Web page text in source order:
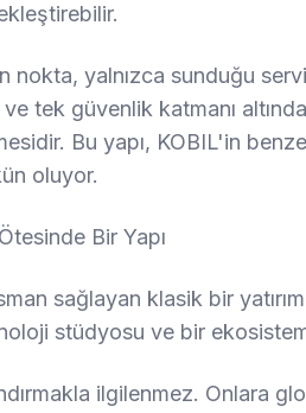
nokta, yalnızca sunduğu
tek güvenlik katmanı
Bu yapı, KOBIL'in
oluyor.
Bir Yapı
sağlayan klasik bir
stüdyosu ve bir ekosistem
ilgilenmez. Onlara